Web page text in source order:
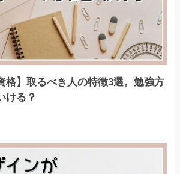
格】取るべき人の特徴3選。勉強方
ける？